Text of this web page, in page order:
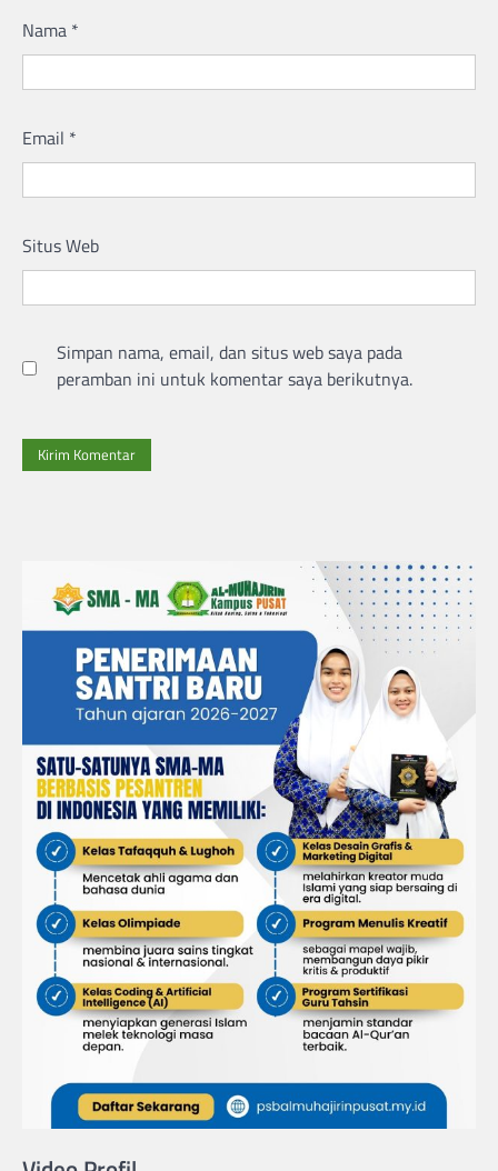
Nama *
Email *
Situs Web
Simpan nama, email, dan situs web saya pada
peramban ini untuk komentar saya berikutnya.